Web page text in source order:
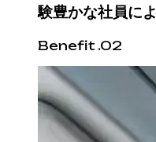
験豊かな社員に
Benefit .02